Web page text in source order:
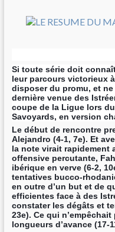
Si toute série doit
leur parcours victorieux
disposer du promu, et
dernière venue des
coupe de la Ligue lors
Savoyards, en version
Le début de rencontre
Alejandro (4-1, 7e). Et
la note virait rapidement
offensive percutante,
ibérique en verve (6-2,
tentatives bucco-
en outre d’un but et de
efficientes face à des
constater les dégâts et
23e). Ce qui
longueurs d’avance (17-